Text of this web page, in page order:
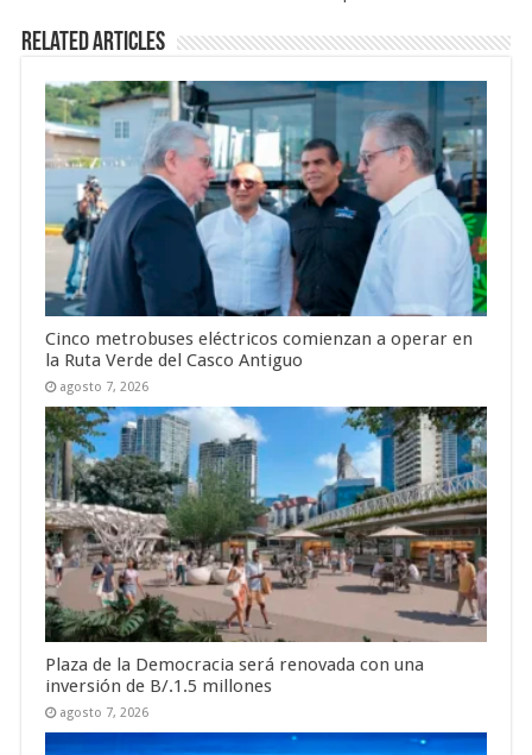
Related Articles
Cinco metrobuses eléctricos comienzan a operar en
la Ruta Verde del Casco Antiguo
agosto 7, 2026
Plaza de la Democracia será renovada con una
inversión de B/.1.5 millones
agosto 7, 2026